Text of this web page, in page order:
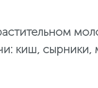
киш, сырники,